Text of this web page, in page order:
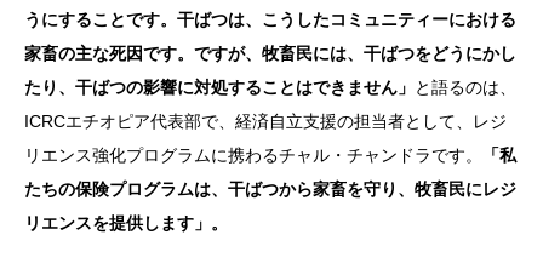
うにすることです。干ばつは、こうしたコミュニティーにおける
家畜の主な死因です。ですが、牧畜民には、干ばつをどうにかし
たり、干ばつの影響に対処することはできません」 と語るのは、
ICRCエチオピア代表部で、経済自立支援の担当者として、レジ
リエンス強化プログラムに携わるチャル・チャンドラです。
「私
たちの保険プログラムは、干ばつから家畜を守り、牧畜民にレジ
リエンスを提供します」。